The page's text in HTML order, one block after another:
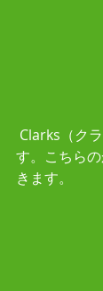
す。こちら
きます。